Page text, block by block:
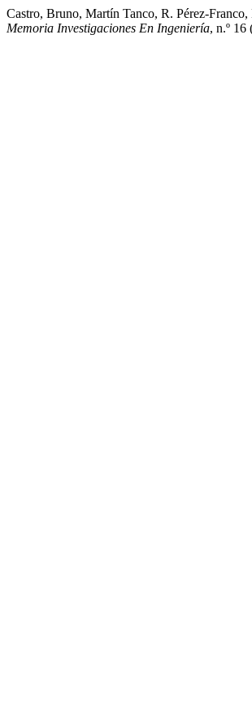
Castro, Bruno, Martín Tanco, R. Pérez-
Memoria Investigaciones En Ingeniería, n.º